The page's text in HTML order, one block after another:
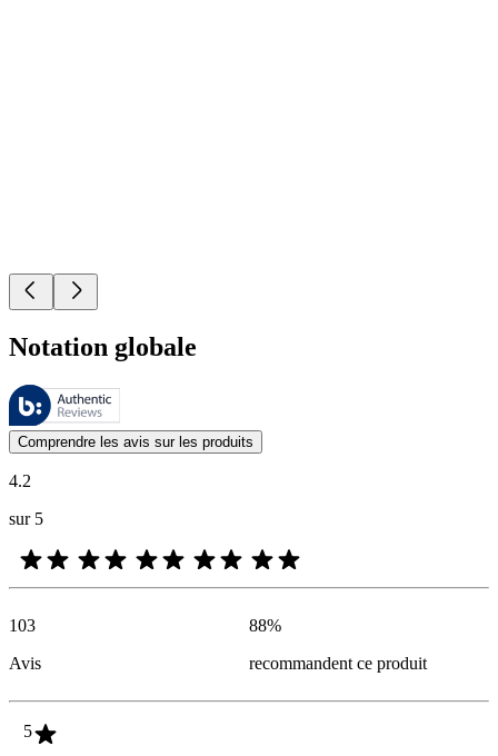
Notation globale
Ces évaluations sont gérées par Bazaarvoice et sont conformes à la
Les avis des clients exprimés sous forme d'évaluations de produits
Comprendre les avis sur les produits
4.2
sur 5
103
Avis
88%
recommandent ce produit
5